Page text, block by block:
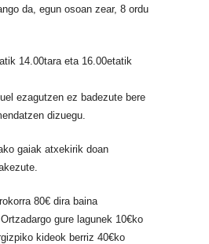
da, egun osoan zear, 8 ordu
14.00tara eta 16.00etatik
ezagutzen ez badezute bere
dizuegu.
gaiak atxekirik doan
80€ dira baina
gure lagunek 10€ko
kideok berriz 40€ko